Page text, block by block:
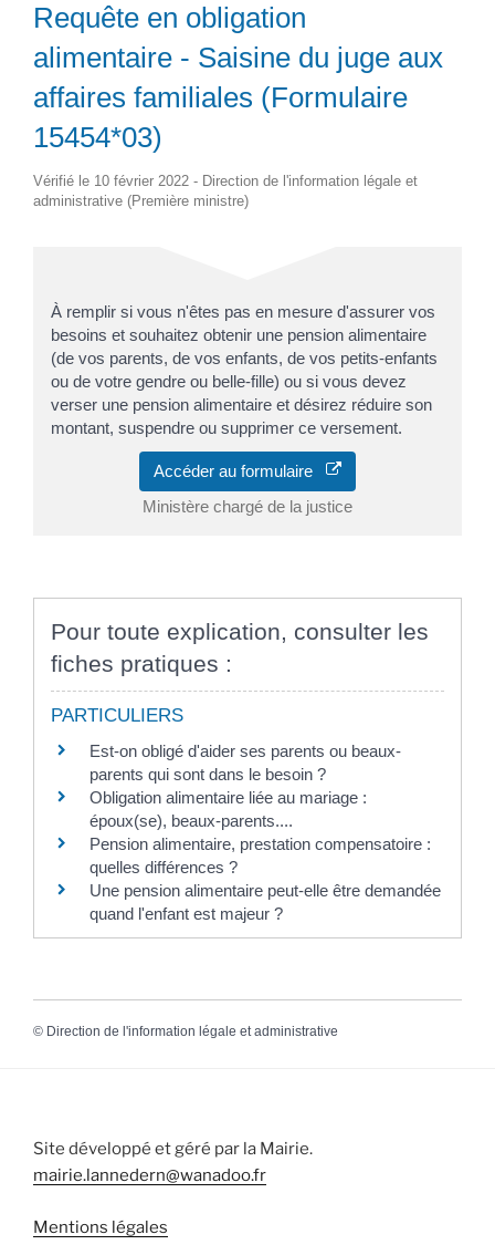
Requête en obligation
alimentaire - Saisine du juge aux
affaires familiales (Formulaire
15454*03)
Vérifié le 10 février 2022 - Direction de l'information légale et
administrative (Première ministre)
À remplir si vous n'êtes pas en mesure d'assurer vos
besoins et souhaitez obtenir une pension alimentaire
(de vos parents, de vos enfants, de vos petits-enfants
ou de votre gendre ou belle-fille) ou si vous devez
verser une pension alimentaire et désirez réduire son
montant, suspendre ou supprimer ce versement.
Accéder au formulaire
Ministère chargé de la justice
Pour toute explication, consulter les
fiches pratiques :
PARTICULIERS
Est-on obligé d'aider ses parents ou beaux-
parents qui sont dans le besoin ?
Obligation alimentaire liée au mariage :
époux(se), beaux-parents....
Pension alimentaire, prestation compensatoire :
quelles différences ?
Une pension alimentaire peut-elle être demandée
quand l'enfant est majeur ?
© Direction de l'information légale et administrative
Site développé et géré par la Mairie.
mairie.lannedern@wanadoo.fr
Mentions légales